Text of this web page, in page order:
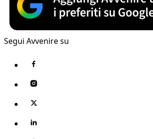
Segui Avvenire su